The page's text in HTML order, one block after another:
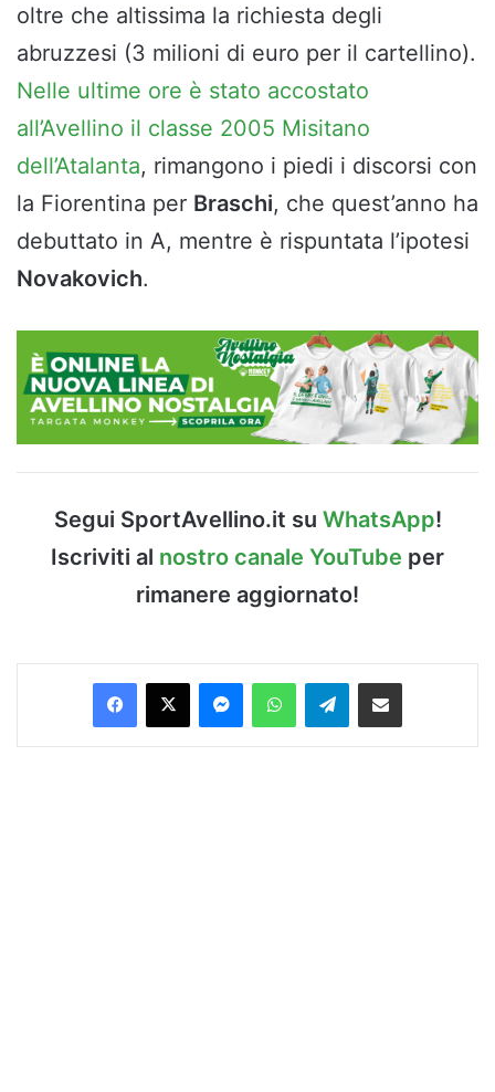
oltre che altissima la richiesta degli
abruzzesi (3 milioni di euro per il cartellino).
Nelle ultime ore è stato accostato
all’Avellino il classe 2005 Misitano
dell’Atalanta, rimangono i piedi i discorsi con
la Fiorentina per Braschi, che quest’anno ha
debuttato in A, mentre è rispuntata l’ipotesi
Novakovich.
Segui SportAvellino.it su WhatsApp!
Iscriviti al nostro canale YouTube per
rimanere aggiornato!
Facebook
X MessengerWhatsAppTelegramCondividi via Email